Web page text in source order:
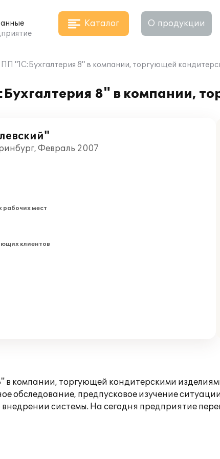
Каталог О продукции
"1С:Бухгалтерия 8" в компании, торгующей
8" в компании,
Февраль 2007
рабочих мест
клиентов
в компании, торгующей кондитерскими
обследование, предпусковое изучение
системы. На сегодня предприятие